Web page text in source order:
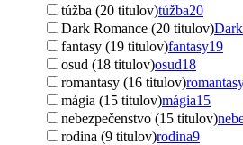
túžba (20 titulov)túžba20
Dark Romance (20 titulov)
fantasy (19 titulov)fantasy19
osud (18 titulov)osud18
romantasy (16 titulov)
mágia (15 titulov)mágia15
nebezpečenstvo (15 titulov)
rodina (9 titulov)rodina9